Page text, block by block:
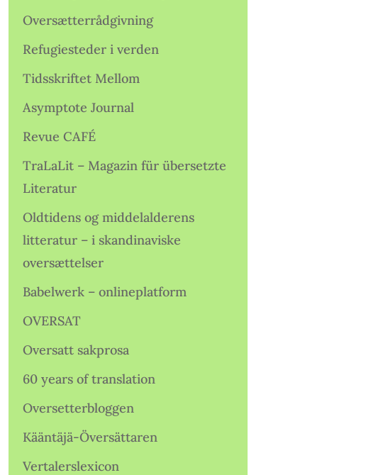
Oversætterrådgivning
Refugiesteder i verden
Tidsskriftet Mellom
Asymptote Journal
Revue CAFÉ
TraLaLit – Magazin für übersetzte
Literatur
Oldtidens og middelalderens
litteratur – i skandinaviske
oversættelser
Babelwerk – onlineplatform
OVERSAT
Oversatt sakprosa
60 years of translation
Oversetterbloggen
Kääntäjä-Översättaren
Vertalerslexicon